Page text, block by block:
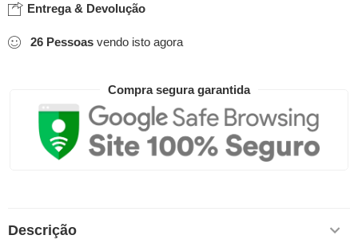
Entrega & Devolução
26 Pessoas vendo isto agora
Compra segura garantida
Descrição